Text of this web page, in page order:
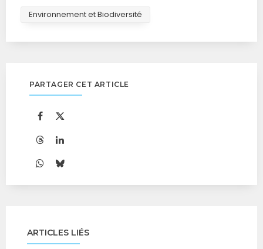
Environnement et Biodiversité
PARTAGER CET ARTICLE
ARTICLES LIÉS